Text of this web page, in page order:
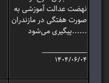
نهضت عدالت آموزشی به
صورت هفتگی در مازندران
پیگیری می‌شود......
_______________
۱۴۰۴/۰۶/۰۴